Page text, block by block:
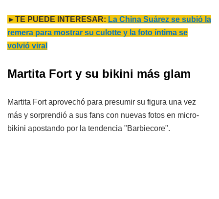
►TE PUEDE INTERESAR: La China Suárez se subió la
remera para mostrar su culotte y la foto íntima se
volvió viral
Martita Fort y su bikini más glam
Martita Fort aprovechó para presumir su figura una vez
más y sorprendió a sus fans con nuevas fotos en micro-
bikini apostando por la tendencia "Barbiecore".